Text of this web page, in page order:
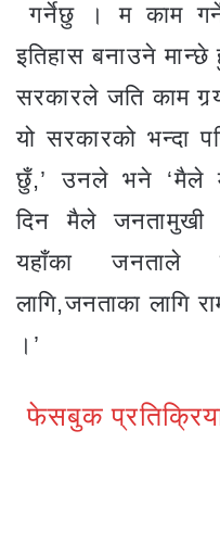
गर्नेछु । म काम
इतिहास बनाउने
सरकारले जति काम
यो सरकारको भन्दा
छुँ,’ उनले भने ‘मैले
दिन मैले
यहाँका जनताले
लागि,जनताका लागि
।’
फेसबुक